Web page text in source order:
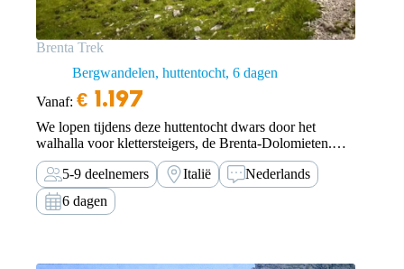
Brenta Trek
Bergwandelen, huttentocht 6 dagen
Vanaf: € 1.197
We lopen tijdens deze huttentocht dwars door het
walhalla voor klettersteigers, de Brenta-Dolomieten.
Ervaar dit magnifieke gebied zonder te klettersteigen.
5-9 deelnemers
Italië
Nederlands
6 dagen